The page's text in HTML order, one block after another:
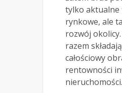
tylko aktualne
rynkowe, ale
rozwój
razem
całościowy
rentowności
nieruchomości.